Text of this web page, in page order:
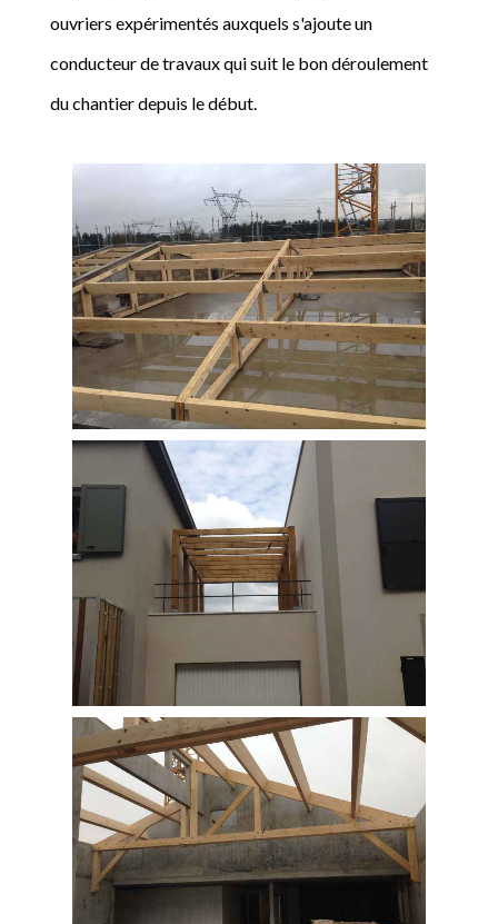
ouvriers expérimentés auxquels s'ajoute un
conducteur de travaux qui suit le bon déroulement
du chantier depuis le début.